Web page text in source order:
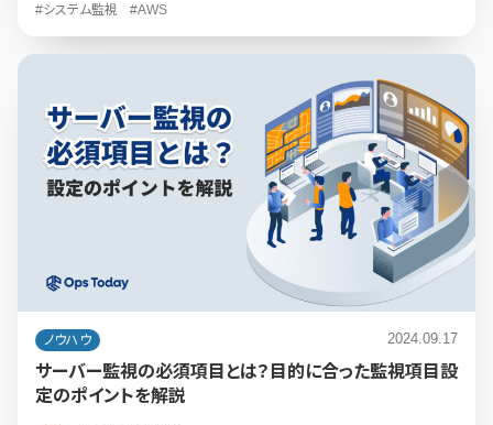
#システム監視 #AWS
ノウハウ 2024.09.17
サーバー監視の必須項目とは？目的に合った監視項目設
定のポイントを解説